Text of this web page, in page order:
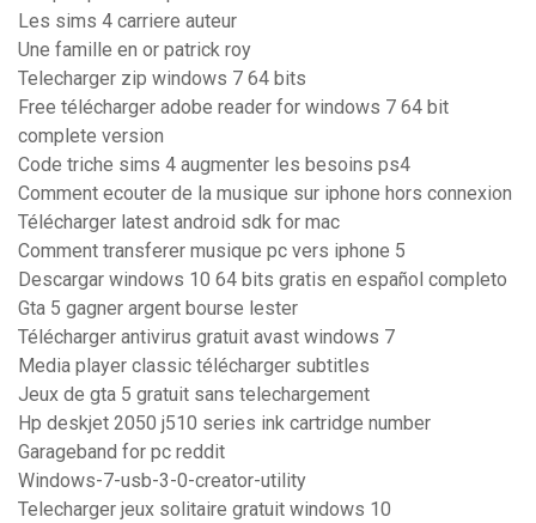
Les sims 4 carriere auteur
Une famille en or patrick roy
Telecharger zip windows 7 64 bits
Free télécharger adobe reader for windows 7 64 bit
complete version
Code triche sims 4 augmenter les besoins ps4
Comment ecouter de la musique sur iphone hors connexion
Télécharger latest android sdk for mac
Comment transferer musique pc vers iphone 5
Descargar windows 10 64 bits gratis en español completo
Gta 5 gagner argent bourse lester
Télécharger antivirus gratuit avast windows 7
Media player classic télécharger subtitles
Jeux de gta 5 gratuit sans telechargement
Hp deskjet 2050 j510 series ink cartridge number
Garageband for pc reddit
Windows-7-usb-3-0-creator-utility
Telecharger jeux solitaire gratuit windows 10